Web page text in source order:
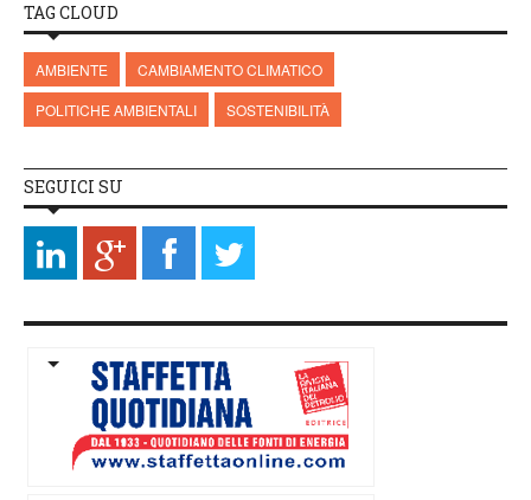
TAG CLOUD
AMBIENTE
CAMBIAMENTO CLIMATICO
POLITICHE AMBIENTALI
SOSTENIBILITÀ
SEGUICI SU